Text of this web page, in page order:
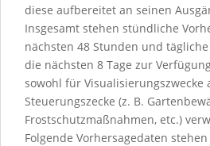
diese aufbereitet an seinen
Insgesamt stehen stündliche
nächsten 48 Stunden und
die nächsten 8 Tage zur
sowohl für Visualisierungszwecke
Steuerungszecke (z. B.
Frostschutzmaßnahmen, etc.)
Folgende Vorhersagedaten